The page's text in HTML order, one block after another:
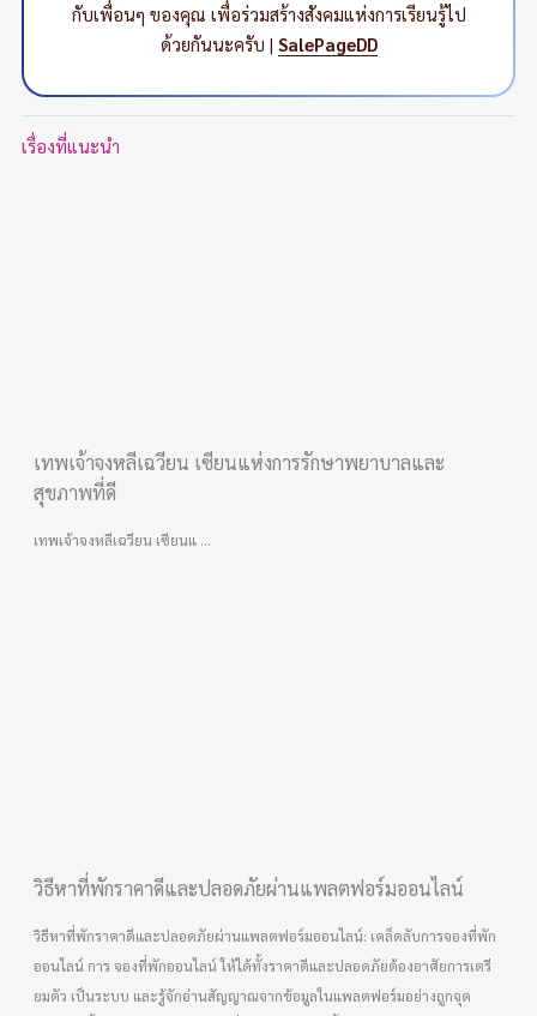
กับเพื่อนๆ ของคุณ เพื่อร่วมสร้างสังคมแห่งการเรียนรู้ไป
ด้วยกันนะครับ | SalePageDD
เรื่องที่แนะนำ
เทพเจ้าจงหลีเฉวียน เซียนแห่งการรักษาพยาบาลและ
สุขภาพที่ดี
เทพเจ้าจงหลีเฉวียน เซียนแ ...
วิธีหาที่พักราคาดีและปลอดภัยผ่านแพลตฟอร์มออนไลน์
วิธีหาที่พักราคาดีและปลอดภัยผ่านแพลตฟอร์มออนไลน์: เคล็ดลับการจองที่พัก
ออนไลน์ การ จองที่พักออนไลน์ ให้ได้ทั้งราคาดีและปลอดภัยต้องอาศัยการเตรี
ยมตัว เป็นระบบ และรู้จักอ่านสัญญาณจากข้อมูลในแพลตฟอร์มอย่างถูกจุด